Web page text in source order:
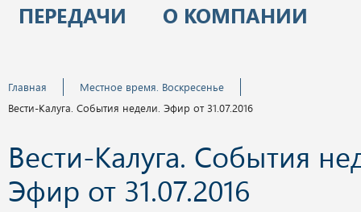
ПЕРЕДАЧИ
О КОМПАНИИ
Главная
Местное время. Воскресенье
Вести-Калуга. События недели. Эфир от 31.07.2016
Вести-Калуга. События
Эфир от 31.07.2016